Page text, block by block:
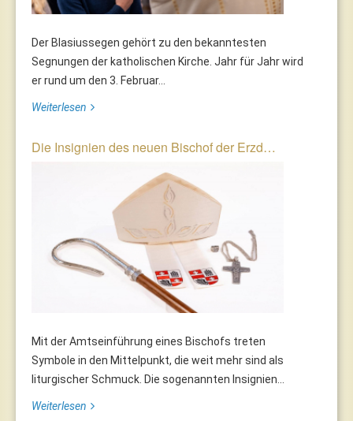
Der Blasiussegen gehört zu den bekanntesten
Segnungen der katholischen Kirche. Jahr für Jahr wird
er rund um den 3. Februar...
Weiterlesen
Die Insignien des neuen Bischof der Erzd…
Mit der Amtseinführung eines Bischofs treten
Symbole in den Mittelpunkt, die weit mehr sind als
liturgischer Schmuck. Die sogenannten Insignien...
Weiterlesen